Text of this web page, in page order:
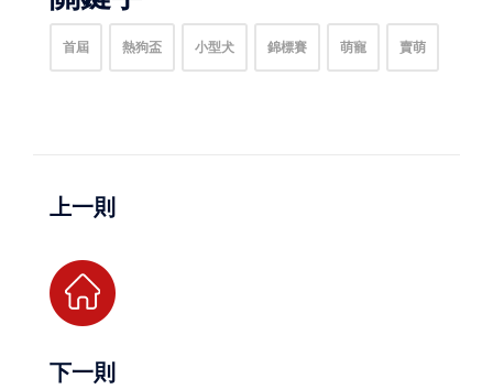
首屆 熱狗盃 小型犬 錦標賽 萌寵 賣萌
上一則
下一則